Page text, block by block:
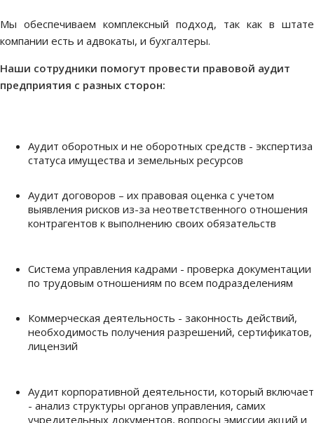
Мы обеспечиваем комплексный подход, так как в штате
компании есть и адвокаты, и бухгалтеры.
Наши сотрудники помогут провести правовой аудит
предприятия с разных сторон:
Аудит оборотных и не оборотных средств - экспертиза
статуса имущества и земельных ресурсов
Аудит договоров – их правовая оценка с учетом
выявления рисков из-за неответственного отношения
контрагентов к выполнению своих обязательств
Система управления кадрами - проверка документации
по трудовым отношениям по всем подразделениям
Коммерческая деятельность - законность действий,
необходимость получения разрешений, сертификатов,
лицензий
Аудит корпоративной деятельности, который включает
- анализ структуры органов управления, самих
учредительных документов, вопросы эмиссии акций и